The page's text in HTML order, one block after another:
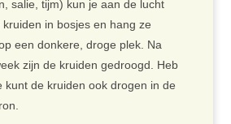
salie, tijm) kun je aan de lucht
in bosjes en hang ze
een donkere, droge plek. Na
zijn de kruiden gedroogd. Heb
kunt de kruiden ook drogen in de